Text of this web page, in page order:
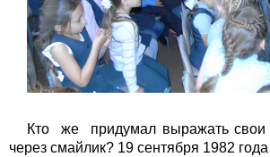
Кто же придумал выражать свои
через смайлик? 19 сентября 1982